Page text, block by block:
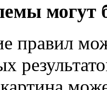
могут
правил